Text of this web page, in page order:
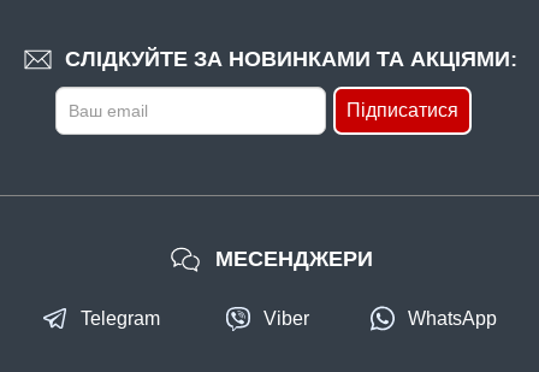
Застібка американка з Вертлюгом FANATIK №8, тест 09кg
СЛІДКУЙТЕ ЗА НОВИНКАМИ ТА АКЦІЯМИ:
Підписатися
МЕСЕНДЖЕРИ
Telegram Viber WhatsApp